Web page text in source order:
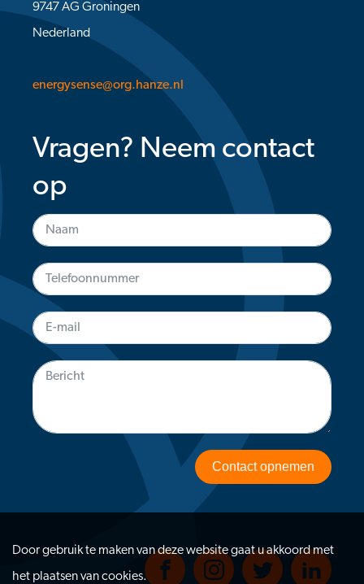
9747 AG Groningen
Nederland
energysense@org.hanze.nl
Vragen? Neem contact
op
Contact opnemen
Door gebruik te maken van deze website gaat u akkoord met
het plaatsen van cookies.